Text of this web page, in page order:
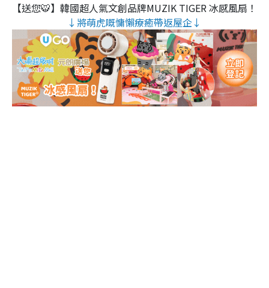
【送您🐯】韓國超人氣文創品牌MUZIK TIGER 冰感風扇！
↓將萌虎嘅慵懶療癒帶返屋企↓